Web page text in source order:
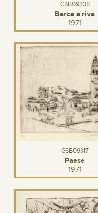
GSB09308
Barca a riva
1971
GSB09317
Paese
1971